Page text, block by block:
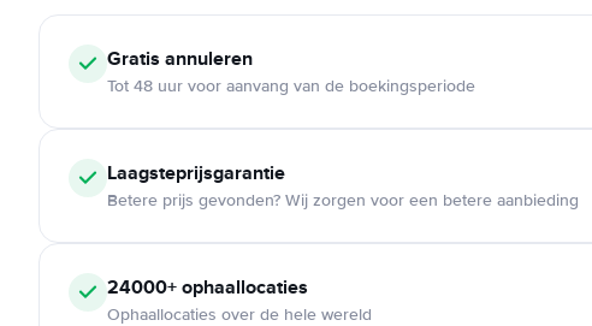
Gratis annuleren
Tot 48 uur voor aanvang van de boekingsperiode
Laagsteprijsgarantie
Betere prijs gevonden? Wij zorgen voor een betere aanbieding
24000+ ophaallocaties
Ophaallocaties over de hele wereld